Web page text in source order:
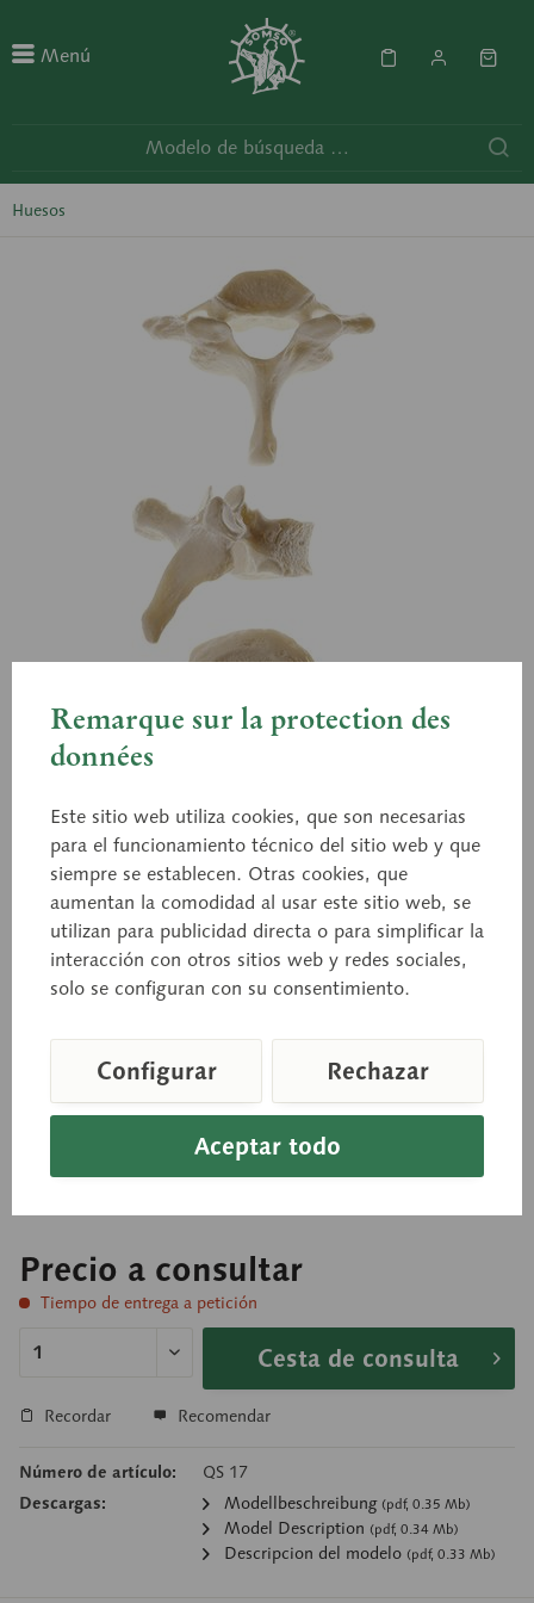
Menú
Huesos
QS 17
Vértebra
Vértebra cervical, torácica o lumbar a elección, p.
natural, de SOMSO-PLAST®.
Precio a consultar
Tiempo de entrega a petición
Cesta de consulta
Recordar Recomendar
Número de artículo:
QS 17
Descargas:
Modellbeschreibung (pdf, 0.35 Mb)
Model Description (pdf, 0.34 Mb)
Descripcion del modelo (pdf, 0.33 Mb)
Remarque sur la protection des
données
Este sitio web utiliza cookies, que son necesarias
para el funcionamiento técnico del sitio web y que
siempre se establecen. Otras cookies, que
aumentan la comodidad al usar este sitio web, se
utilizan para publicidad directa o para simplificar la
interacción con otros sitios web y redes sociales,
solo se configuran con su consentimiento.
Aceptar todo
Configurar Rechazar